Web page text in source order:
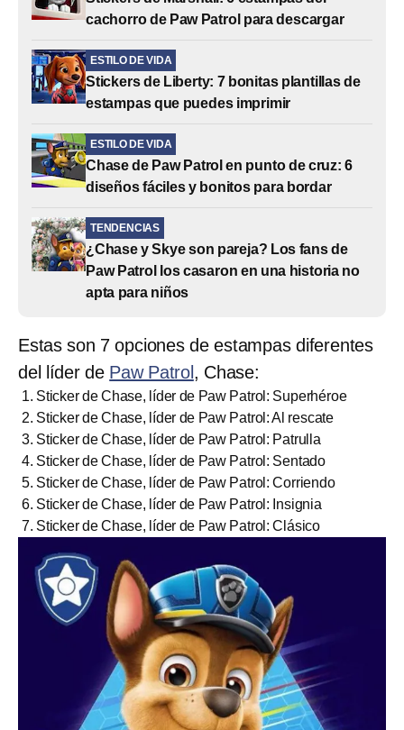
cachorro de Paw Patrol para descargar
ESTILO DE VIDA
Stickers de Liberty: 7 bonitas plantillas de
estampas que puedes imprimir
ESTILO DE VIDA
Chase de Paw Patrol en punto de cruz: 6
diseños fáciles y bonitos para bordar
TENDENCIAS
¿Chase y Skye son pareja? Los fans de
Paw Patrol los casaron en una historia no
apta para niños
Estas son 7 opciones de estampas diferentes
del líder de Paw Patrol , Chase:
Sticker de Chase, líder de Paw Patrol: Superhéroe
Sticker de Chase, líder de Paw Patrol: Al rescate
Sticker de Chase, líder de Paw Patrol: Patrulla
Sticker de Chase, líder de Paw Patrol: Sentado
Sticker de Chase, líder de Paw Patrol: Corriendo
Sticker de Chase, líder de Paw Patrol: Insignia
Sticker de Chase, líder de Paw Patrol: Clásico